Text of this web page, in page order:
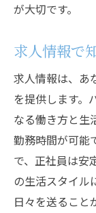
が大切です。
求人情報で
求人情報は、あ
を提供します。
なる働き方と生
勤務時間が可能
で、正社員は安
の生活スタイル
日々を送ること